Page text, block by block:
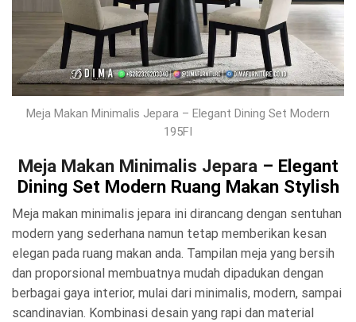
Meja Makan Minimalis Jepara – Elegant Dining Set Modern
195FI
Meja Makan Minimalis Jepara– Elegant
Dining Set Modern Ruang Makan Stylish
Meja makan minimalis jepara ini dirancang dengan sentuhan
modern yang sederhana namun tetap memberikan kesan
elegan pada ruang makan anda. Tampilan meja yang bersih
dan proporsional membuatnya mudah dipadukan dengan
berbagai gaya interior, mulai dari minimalis, modern, sampai
scandinavian. Kombinasi desain yang rapi dan material